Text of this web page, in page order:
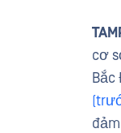
cơ
Bắc
đảm